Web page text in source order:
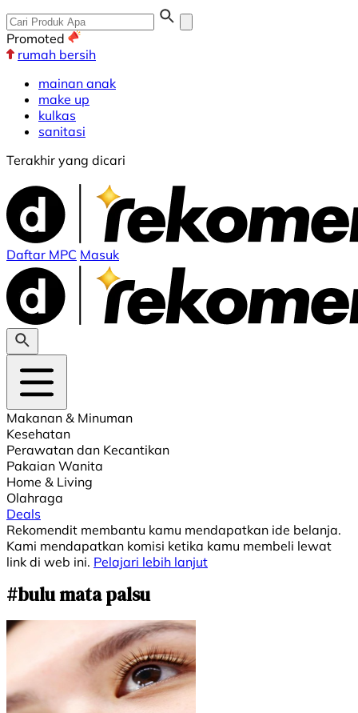
Promoted
rumah bersih
mainan anak
make up
kulkas
sanitasi
Terakhir yang dicari
Daftar MPC Masuk
Makanan & Minuman
Kesehatan
Perawatan dan Kecantikan
Pakaian Wanita
Home & Living
Olahraga
Deals
Rekomendit membantu kamu mendapatkan ide belanja.
Kami mendapatkan komisi ketika kamu membeli lewat
link di web ini. Pelajari lebih lanjut
#bulu mata palsu